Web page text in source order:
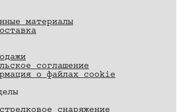
материалы
соглашение
о файлах cookie